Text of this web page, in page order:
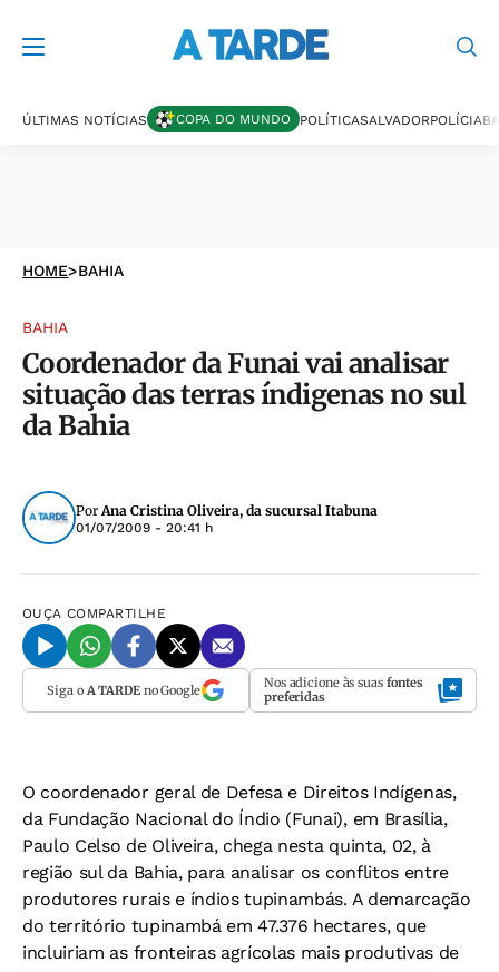
ÚLTIMAS NOTÍCIAS COPA DO MUNDO POLÍTICASALVADORPOLÍCIA
HOME>BAHIA
BAHIA
Coordenador da Funai vai analisar
situação das terras índigenas no sul
da Bahia
PorAna Cristina Oliveira, da sucursal Itabuna
01/07/2009 - 20:41 h
OUÇA COMPARTILHE
Siga o A TARDEno Google Nos adicione às suas fontes
preferidas
O coordenador geral de Defesa e Direitos Indígenas,
da Fundação Nacional do Índio (Funai), em Brasília,
Paulo Celso de Oliveira, chega nesta quinta, 02, à
região sul da Bahia, para analisar os conflitos entre
produtores rurais e índios tupinambás. A demarcação
do território tupinambá em 47.376 hectares, que
incluiriam as fronteiras agrícolas mais produtivas de